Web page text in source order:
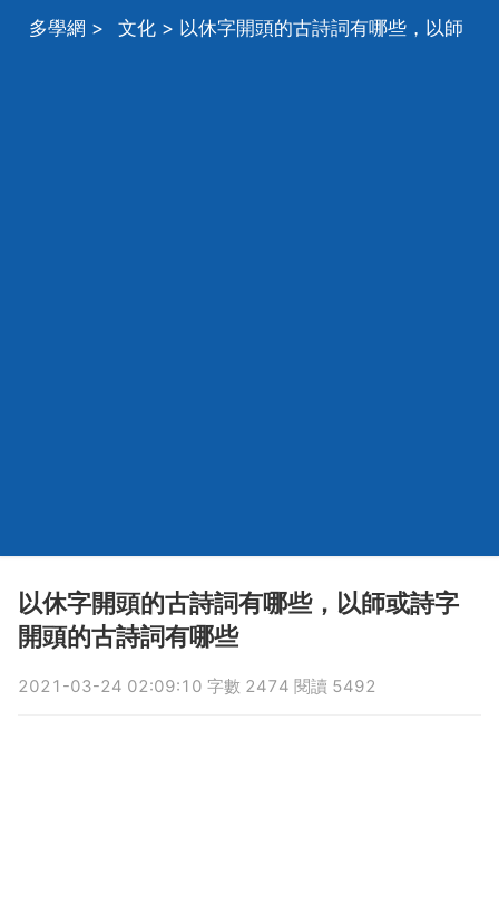
多學網 > 文化 > 以休字開頭的古詩詞有哪些，以師
以休字開頭的古詩詞有哪些，以師或詩字
開頭的古詩詞有哪些
2021-03-24 02:09:10 字數 2474 閱讀 5492